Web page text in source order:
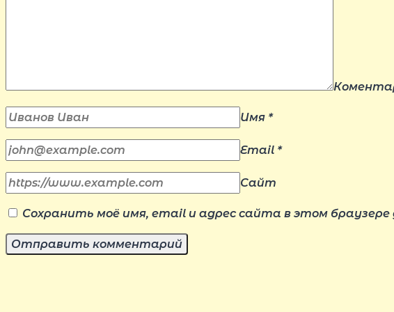
Имя *
Email *
Сайт
Сохранить моё имя, email и адрес сайта в этом